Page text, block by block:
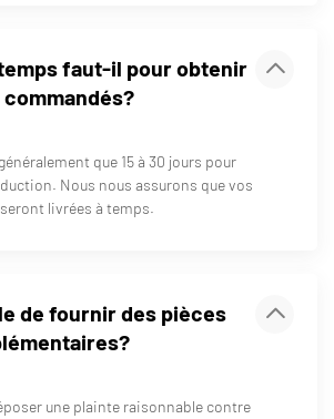
faut-il pour obtenir
que 15 à 30 jours pour
Nous nous assurons que vos
livrées à temps.
de fournir des pièces
une plainte raisonnable contre